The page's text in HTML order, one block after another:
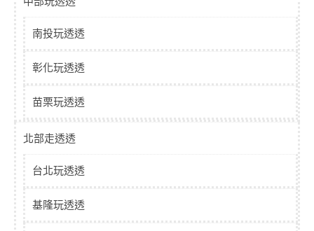
南投玩透透
彰化玩透透
苗栗玩透透
北部走透透
台北玩透透
基隆玩透透